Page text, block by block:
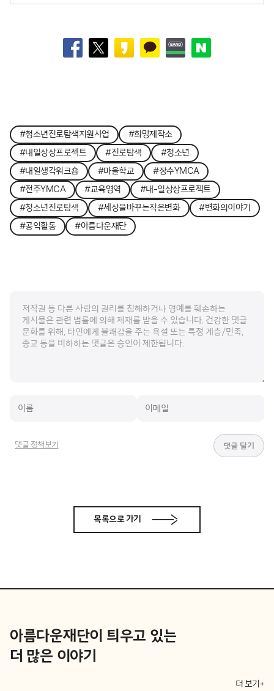
#청소년진로탐색지원사업
#희망제작소
#내일상상프로젝트
#진로탐색
#청소년
#내일생각워크숍
#마을학교
#장수YMCA
#전주YMCA
#교육영역
#내-일상상프로젝트
#청소년진로탐색
#세상을바꾸는작은변화
#변화의이야기
#공익활동
#아름다운재단
댓글 정책보기
목록으로 가기
아름다운재단이 틔우고 있는
더 많은 이야기
더 보기+